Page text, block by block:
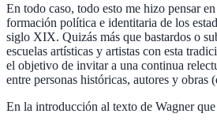
En todo caso, todo esto me hizo pensar
formación política e identitaria de los
siglo XIX. Quizás más que bastardos o
escuelas artísticas y artistas con esta
el objetivo de invitar a una continua
entre personas históricas, autores y obras
En la introducción al texto de Wagner